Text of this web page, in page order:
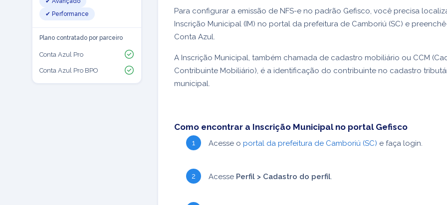
✔ Performance
Plano contratado por parceiro
Conta Azul Pro
Conta Azul Pro BPO
Para configurar a emissão de NFS-e no padrão Gefisco, você precisa
Inscrição Municipal (IM) no portal da prefeitura de Camboriú (SC) e
Conta Azul.
A Inscrição Municipal, também chamada de cadastro mobiliário ou CCM
Contribuinte Mobiliário), é a identificação do contribuinte no cadastro
municipal.
Como encontrar a Inscrição Municipal no portal Gefisco
Acesse o portal da prefeitura de Camboriú (SC) e faça login.
Acesse Perfil > Cadastro do perfil.